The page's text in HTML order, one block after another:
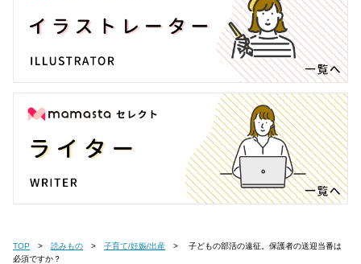
TOP 読みもの 子育て/妊娠/出産
必須ですか？